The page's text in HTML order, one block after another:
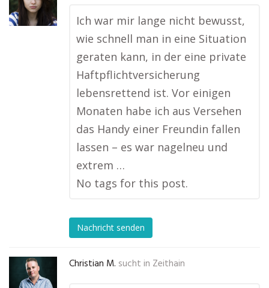
Ich war mir lange nicht bewusst,
wie schnell man in eine Situation
geraten kann, in der eine private
Haftpflichtversicherung
lebensrettend ist. Vor einigen
Monaten habe ich aus Versehen
das Handy einer Freundin fallen
lassen – es war nagelneu und
extrem …
No tags for this post.
Nachricht senden
Christian M. sucht in Zeithain